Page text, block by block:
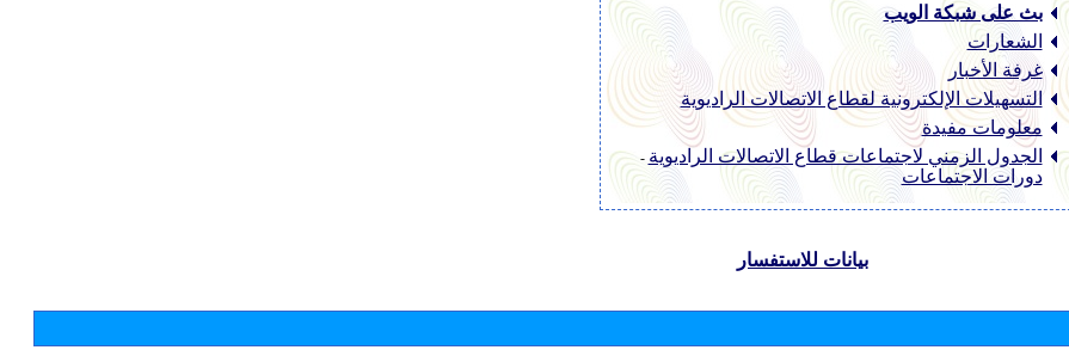
بث على شبكة الويب
الشعارات
غرفة الأخبار
التسهيلات الإلكترونية لقطاع الاتصالات الراديوية
معلومات مفيدة
الجدول الزمني لاجتماعات قطاع الاتصالات الراديوية -
دورات الاجتماعات
بيانات للاستفسار